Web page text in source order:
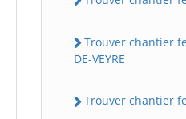
Trouver chantier
DE-VEYRE
Trouver chantier